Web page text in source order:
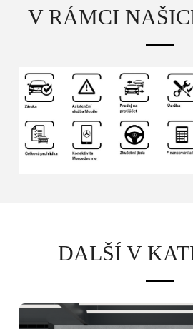
V RÁMCI
DALŠÍ V
Powered by